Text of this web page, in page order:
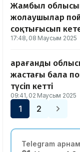
Жамбыл
жолаушылар
соқтығысып
17:48, 08 Маусым 2025
Қарағанды
жастағы бала
түсіп кетті
09:41, 02 Маусым 2025
1 2
Telegram